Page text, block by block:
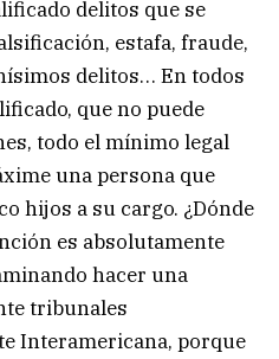
delitos que se
estafa, fraude,
delitos… En todos
que no puede
todo el mínimo legal
una persona que
hijos a su cargo. ¿Dónde
es absolutamente
hacer una
tribunales
Interamericana, porque